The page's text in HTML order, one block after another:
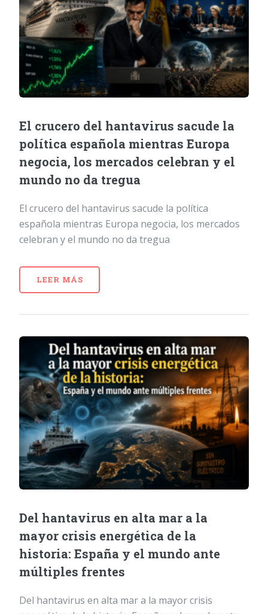
El crucero del hantavirus sacude la
política española mientras Europa
negocia, los mercados celebran y el
mundo no da tregua
El crucero del hantavirus sacude la política
española mientras Europa negocia, los mercados
celebran y el mundo no da tregua
LEER MÁS
Del hantavirus en alta mar a la
mayor crisis energética de la
historia: España y el mundo ante
múltiples frentes
Del hantavirus en alta mar a la mayor crisis